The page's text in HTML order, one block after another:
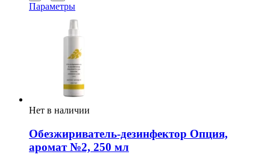
Параметры
Нет в наличии
Обезжириватель-дезинфектор Опция,
аромат №2, 250 мл